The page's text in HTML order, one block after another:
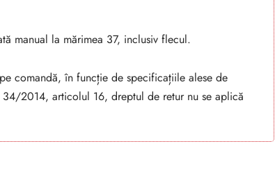
manual la mărimea 37, inclusiv flecul.
comandă, în funcție de specificațiile alese de
2014, articolul 16, dreptul de retur nu se aplică